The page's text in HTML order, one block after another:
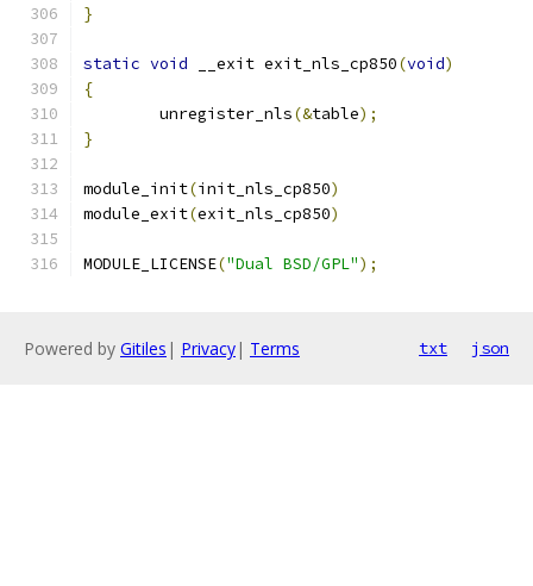
}
static void __exit exit_nls_cp850(void)
{
	unregister_nls
(&table);
}
module_init(init_nls_cp850)
module_exit(exit_nls_cp850)
MODULE_LICENSE("Dual BSD/GPL");
Powered by Gitiles | Privacy| Terms txt json